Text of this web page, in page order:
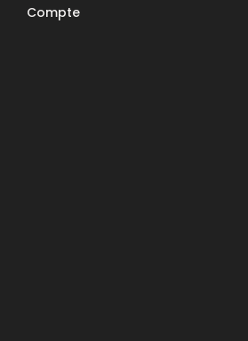
Compte
Téléphone : 06 85 81 94 56